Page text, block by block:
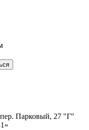
Парковый, 27 "Г"